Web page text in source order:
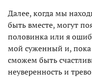
Далее, когда мы
быть вместе, могут
половинка или я
мой суженный и,
сможем быть
неуверенность и